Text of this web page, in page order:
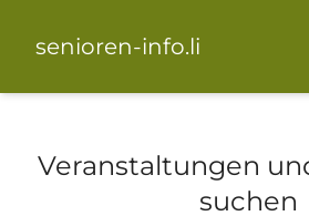
senioren-info.li
Veranstaltungen
suchen